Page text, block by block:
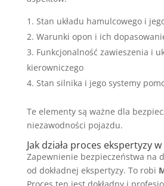
Stan układu hamulcowego i
Warunki opon i ich
Funkcjonalność zawieszenia i
kierowniczego
Stan silnika i jego systemy
Te elementy są ważne dla
niezawodności pojazdu.
Jak działa proces ekspertyzy w
Zapewnienie bezpieczeństwa na
od dokładnej ekspertyzy. To robi